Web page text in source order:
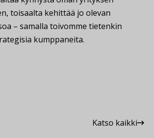
toisaalta kehittää jo olevan
– samalla toivomme tietenkin
kumppaneita.
Katso kaikki